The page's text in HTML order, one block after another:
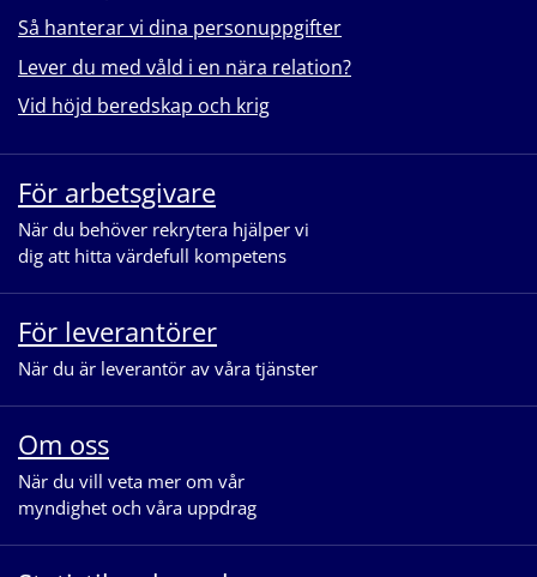
Så hanterar vi dina personuppgifter
Lever du med våld i en nära relation?
Vid höjd beredskap och krig
För arbetsgivare
När du behöver rekrytera hjälper vi
dig att hitta värdefull kompetens
För leverantörer
När du är leverantör av våra tjänster
Om oss
När du vill veta mer om vår
myndighet och våra uppdrag